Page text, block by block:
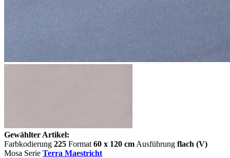
Gewählter Artikel:
Farbkodierung 225 Format 60 x 120 cm Ausführung flach (V)
Mosa Serie Terra Maestricht